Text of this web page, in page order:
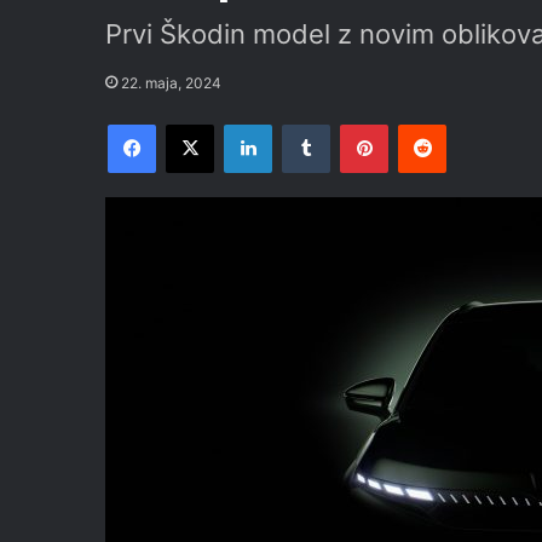
Prvi Škodin model z novim
22. maja, 2024
Facebook
X LinkedInTumblr PinterestReddit